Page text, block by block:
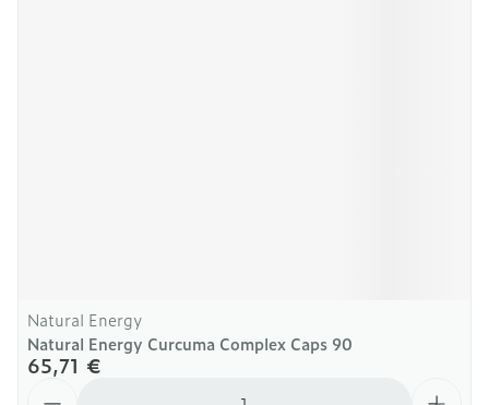
Natural Energy
Natural Energy Curcuma Complex Caps 90
65,71 €